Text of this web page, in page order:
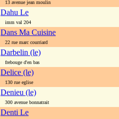
13 avenue jean moulin
Dahu Le
imm val 204
Dans Ma Cuisine
22 rue marc courriard
Darbelin (le)
frebouge d'en bas
Delice (le)
130 rue eglise
Denieu (le)
300 avenue bonnatrait
Denti Le